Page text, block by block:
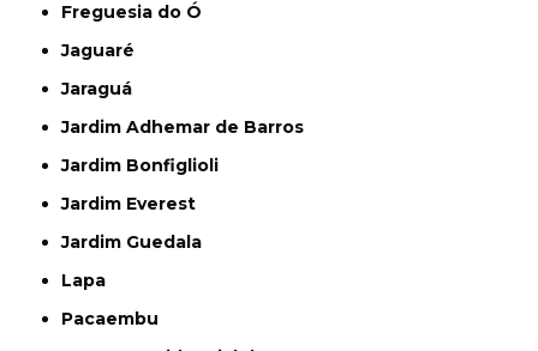
Freguesia do Ó
Jaguaré
Jaraguá
Jardim Adhemar de Barros
Jardim Bonfiglioli
Jardim Everest
Jardim Guedala
Lapa
Pacaembu